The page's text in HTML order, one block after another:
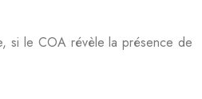
si le COA révèle la présence de